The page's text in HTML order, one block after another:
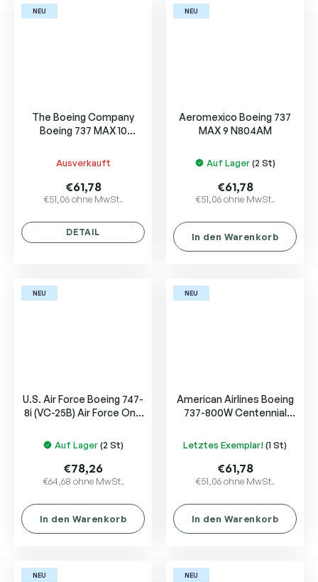
NEU
The Boeing Company
Boeing 737 MAX 10
Ausverkauft
€51,06 ohne MwSt.
€61,78
DETAIL
NEU
Aeromexico Boeing 737
MAX 9 N804AM
Auf Lager(2 St)
€51,06 ohne MwSt.
€61,78
In den Warenkorb
NEU
U.S. Air Force Boeing 747-
8i (VC-25B) Air Force One
Auf Lager(2 St)
€64,68 ohne MwSt.
€78,26
In den Warenkorb
NEU
American Airlines Boeing
737-800W Centennial
Letztes Exemplar! (1 St)
€51,06 ohne MwSt.
€61,78
In den Warenkorb
NEU NEU